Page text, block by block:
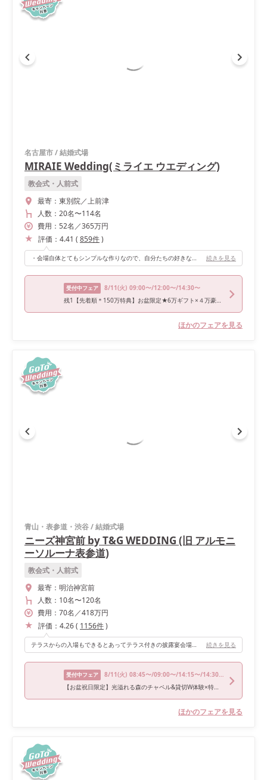
名古屋市/結婚式場
MIRAIE Wedding(ミライエ ウエディング)
教会式・人前式
最寄： 東別院／上前津
人数： 20名〜114名
費用： 52名 ／365万円
評価： 4.41 ( 859件)
・会場自体とてもシンプルな作りなので、自分たちの好きなテイストに出来るところが良かったです。 ・お庭もある会場で、当日天気も良かったのでお庭からサプライズ入場しました。入場場所が3箇所くらいあるので、ゲストの方々もどこから入ってくるんだろうと、LIVEみたいに楽しんでもらえたそうです。 続きを見る
受付中フェア 8/11(火) 09:00〜/12:00〜/14:30〜
残1【先着順＊150万特典】お盆限定★6万ギフト×４万豪華試食付
ほかのフェアを見る
青山・表参道・渋谷/結婚式場
ニーズ神宮前 by T&G WEDDING (旧 アルモニ
ーソルーナ表参道)
教会式・人前式
最寄： 明治神宮前
人数： 10名〜120名
費用： 70名 ／418万円
評価： 4.26( 1156件)
テラスからの入場もできるとあってテラス付きの披露宴会場にしました。オープンキッチン•バーカウンターがあるので、エンターテイメント性があり料理を作っているところも楽しんでもらえます。 続きを見る
受付中フェア 8/11(火) 08:45〜/09:00〜/14:15〜/14:30〜/17:00〜
【お盆祝日限定】光溢れる森のチャペル&貸切W体験×特選牛試食
ほかのフェアを見る